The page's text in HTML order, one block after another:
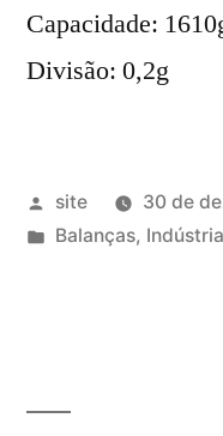
Capacidade:
Divisão: 0,2g
Publicado
por
site
30 de
Publicado
Balanças, Indústria